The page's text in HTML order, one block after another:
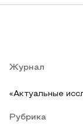
Журнал
«Актуальные
Рубрика